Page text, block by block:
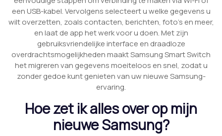
een USB-kabel. Vervolgens selecteert u welke gegevens u
wilt overzetten, zoals contacten, berichten, foto’s en meer,
en laat de app het werk voor u doen. Met zijn
gebruiksvriendelijke interface en draadloze
overdrachtsmogelijkheden maakt Samsung Smart Switch
het migreren van gegevens moeiteloos en snel, zodat u
zonder gedoe kunt genieten van uw nieuwe Samsung-
ervaring.
Hoe zet ik alles over op mijn
nieuwe Samsung?